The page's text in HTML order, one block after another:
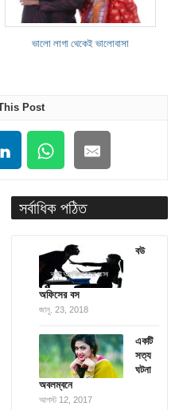
ভালো লাগা থেকেই ভালোবাসা
Post
সর্বাধিক পঠিত
বউ
অফিসের বস
জানু. 23, 2018
একটি
সত্য
ঘটনা
অবলম্বনে
আগস্ট 12, 2017